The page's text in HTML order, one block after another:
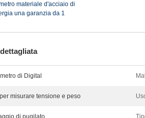
materiale d'acciaio di
una garanzia da 1
di Digital
misurare tensione e peso
di pugilato